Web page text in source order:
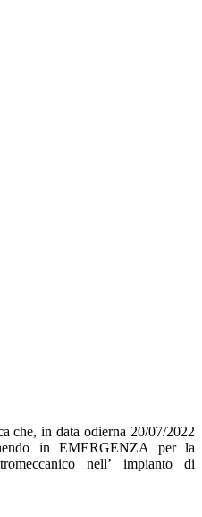
che, in data odierna 20/07/2022
in EMERGENZA per la
nell’ impianto di